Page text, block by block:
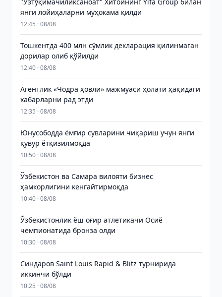
янги лойиҳаларни муҳокама қилди
12:45 · 08/08
Тошкентда 400 млн сўмлик декларация қилинмаган
дорилар олиб қўйилди
12:40 · 08/08
Агентлик «Чодра ҳовли» мажмуаси ҳолати ҳақидаги
хабарларни рад этди
12:35 · 08/08
Юнусободда ёмғир сувларини чиқариш учун янги
қувур ётқизилмоқда
10:50 · 08/08
Ўзбекистон ва Самара вилояти бизнес
ҳамкорлигини кенгайтирмоқда
10:40 · 08/08
Ўзбекистонлик ёш оғир атлетикачи Осиё
чемпионатида бронза олди
10:30 · 08/08
Синдаров Saint Louis Rapid & Blitz турнирида
иккинчи бўлди
10:25 · 08/08